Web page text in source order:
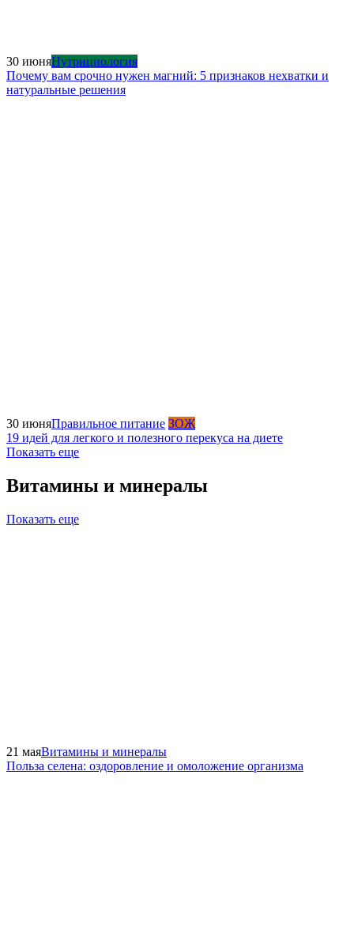
30 июняНутрициология
Почему вам срочно нужен магний: 5 признаков нехватки и
натуральные решения
30 июняПравильное питание ЗОЖ
19 идей для легкого и полезного перекуса на диете
Показать еще
Витамины и минералы
Показать еще
21 маяВитамины и минералы
Польза селена: оздоровление и омоложение организма